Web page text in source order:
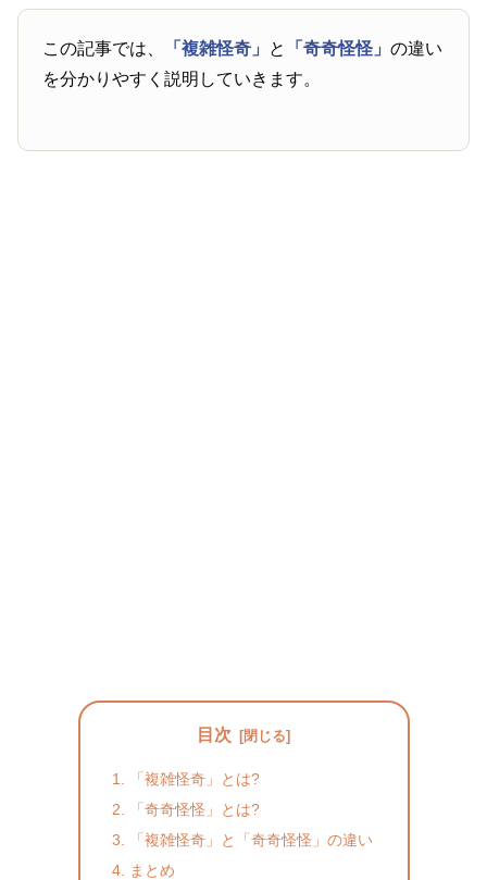
この記事では、 「複雑怪奇」 と 「奇奇怪怪」の違い
を分かりやすく説明していきます。
目次
「複雑怪奇」とは?
「奇奇怪怪」とは?
「複雑怪奇」と「奇奇怪怪」の違い
まとめ